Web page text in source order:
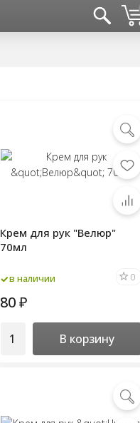
Крем для рук "Велюр"
70мл
в наличии 0
80₽
В корзину